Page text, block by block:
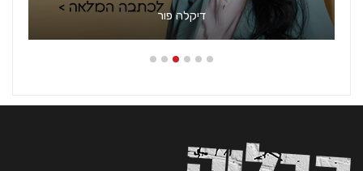
לא רואה ממטר – צביה וילצ'יק